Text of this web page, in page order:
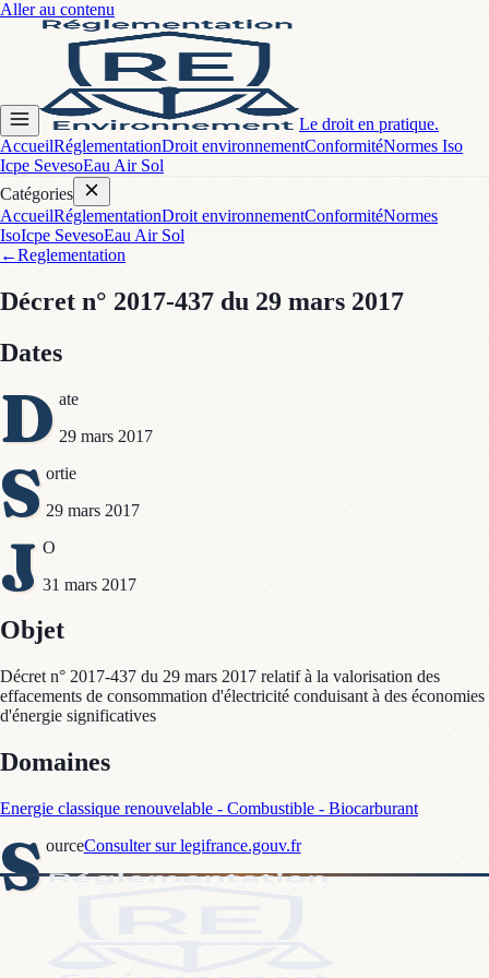
Aller au contenu
Le droit en pratique.
AccueilRéglementationDroit environnementConformitéNormes Iso
Icpe SevesoEau Air Sol
Catégories
AccueilRéglementationDroit environnementConformitéNormes
IsoIcpe SevesoEau Air Sol
←Reglementation
Décret n° 2017-437 du 29 mars 2017
Dates
D ate
29 mars 2017
S ortie
29 mars 2017
J O
31 mars 2017
Objet
Décret n° 2017-437 du 29 mars 2017 relatif à la valorisation des
effacements de consommation d'électricité conduisant à des économies
d'énergie significatives
Domaines
Energie classique renouvelable - Combustible - Biocarburant
S ourceConsulter sur legifrance.gouv.fr